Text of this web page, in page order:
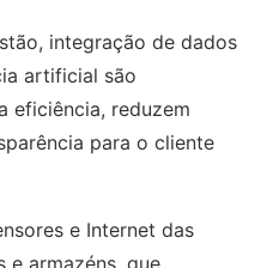
integração de dados
artificial são
eficiência, reduzem
para o cliente
e Internet das
e armazéns, que